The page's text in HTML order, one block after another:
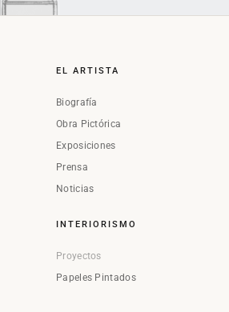
EL ARTISTA
Biografía
Obra Pictórica
Exposiciones
Prensa
Noticias
INTERIORISMO
Proyectos
Papeles Pintados